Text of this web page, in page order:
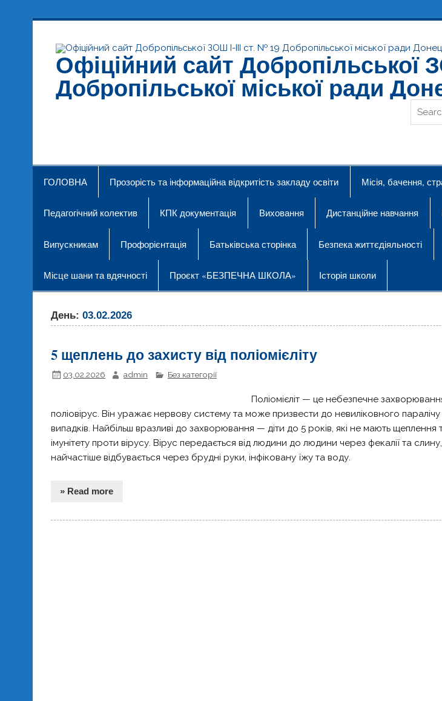
Офіційний сайт Добропільської
Добропільської міської ради
ГОЛОВНА Прозорість та інформаційна відкритість закладу освіти Місія, бачення,
Педагогічний колектив КПК документація Виховання Дистанційне навчання
Випускникам Профорієнтація Батьківська сторінка Безпека життєдіяльності
Місце шани та вдячності Проєкт «БЕЗПЕЧНА ШКОЛА» Історія школи
День:03.02.2026
5 щеплень до захисту від поліомієліту
03.02.2026 admin Без категорії
Поліомієліт — це небезпечне
поліовірус. Він уражає нервову систему та може призвести до невиліковного паралічу
випадків. Найбільш вразливі до захворювання — діти до 5 років, які не мають щеплення
імунітету проти вірусу. Вірус передається від людини до людини через фекалії та
найчастіше відбувається через брудні руки, інфіковану їжу та воду.
» Read more